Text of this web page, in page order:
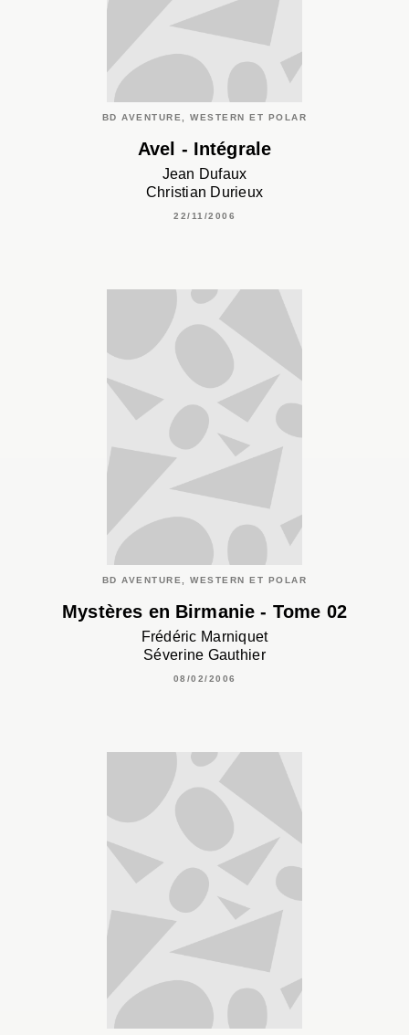
BD AVENTURE, WESTERN ET POLAR
Avel - Intégrale
Jean Dufaux
Christian Durieux
22/11/2006
BD AVENTURE, WESTERN ET POLAR
Mystères en Birmanie - Tome 02
Frédéric Marniquet
Séverine Gauthier
08/02/2006